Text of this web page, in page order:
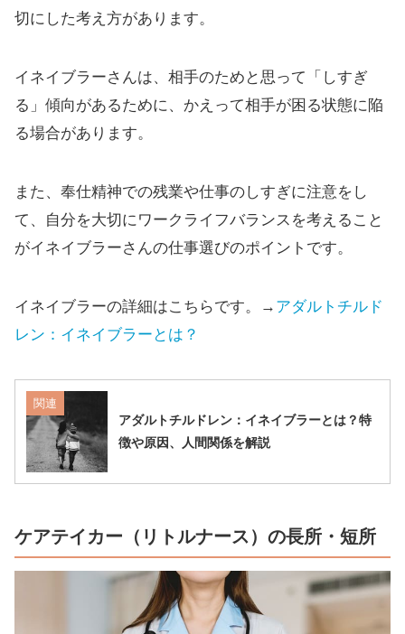
切にした考え方があります。
イネイブラーさんは、相手のためと思って「しすぎ
る」傾向があるために、かえって相手が困る状態に陥
る場合があります。
また、奉仕精神での残業や仕事のしすぎに注意をし
て、自分を大切にワークライフバランスを考えること
がイネイブラーさんの仕事選びのポイントです。
イネイブラーの詳細はこちらです。→ アダルトチルド
レン：イネイブラーとは？
関連
アダルトチルドレン：イネイブラーとは？特
徴や原因、人間関係を解説
ケアテイカー（リトルナース）の長所・短所